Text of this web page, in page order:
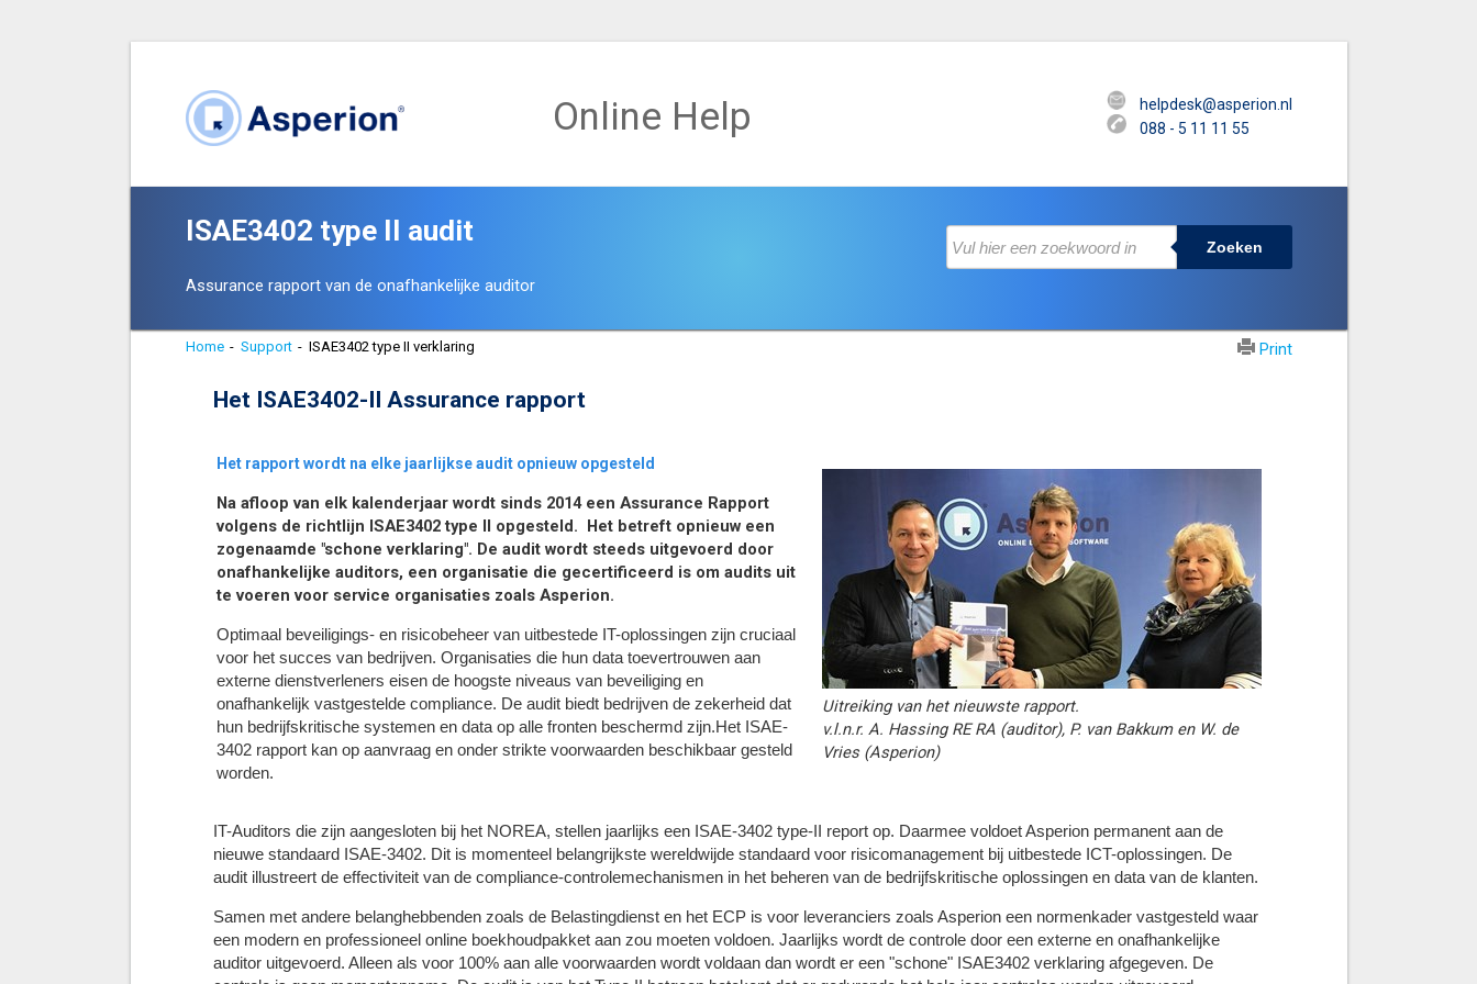
Online Help
helpdesk@asperion.nl
088 - 5 11 11 55
ISAE3402 type II audit
Assurance rapport van de onafhankelijke auditor
Zoeken
Home - Support - ISAE3402 type II verklaring Print
Het ISAE3402-II Assurance rapport
Het rapport wordt na elke jaarlijkse audit opnieuw opgesteld
Na afloop van elk kalenderjaar wordt sinds 2014 een Assurance Rapport
volgens de richtlijn ISAE3402 type II opgesteld. Het betreft opnieuw een
zogenaamde "schone verklaring". De audit wordt steeds uitgevoerd door
onafhankelijke auditors, een organisatie die gecertificeerd is om audits uit
te voeren voor service organisaties zoals Asperion.
Optimaal beveiligings- en risicobeheer van uitbestede IT-oplossingen zijn cruciaal
voor het succes van bedrijven. Organisaties die hun data toevertrouwen aan
externe dienstverleners eisen de hoogste niveaus van beveiliging en
onafhankelijk vastgestelde compliance. De audit biedt bedrijven de zekerheid dat
hun bedrijfskritische systemen en data op alle fronten beschermd zijn.Het ISAE-
3402 rapport kan op aanvraag en onder strikte voorwaarden beschikbaar gesteld
worden.
Uitreiking van het nieuwste rapport.
v.l.n.r. A. Hassing RE RA (auditor), P. van Bakkum en W. de
Vries (Asperion)
IT-Auditors die zijn aangesloten bij het NOREA, stellen jaarlijks een ISAE-3402 type-II report op. Daarmee voldoet Asperion permanent aan de
nieuwe standaard ISAE-3402. Dit is momenteel belangrijkste wereldwijde standaard voor risicomanagement bij uitbestede ICT-oplossingen. De
audit illustreert de effectiviteit van de compliance-controlemechanismen in het beheren van de bedrijfskritische oplossingen en data van de klanten.
Samen met andere belanghebbenden zoals de Belastingdienst en het ECP is voor leveranciers zoals Asperion een normenkader vastgesteld waar
een modern en professioneel online boekhoudpakket aan zou moeten voldoen. Jaarlijks wordt de controle door een externe en onafhankelijke
auditor uitgevoerd. Alleen als voor 100% aan alle voorwaarden wordt voldaan dan wordt er een "schone" ISAE3402 verklaring afgegeven. De